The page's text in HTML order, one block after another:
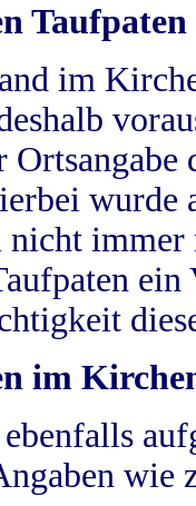
Taufpaten
im
wurde
nicht
im
wie